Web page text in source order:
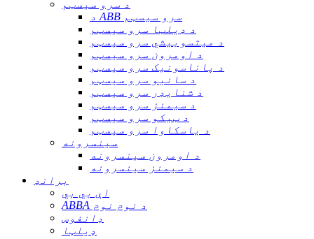
د سرو سیسټم
د ABB سرو سیسټم
د ډیلټا سرو سیسټم
د میتسوبیشي سرو سیسټم
د اومرون سرو سیسټم
د پاناسونیک سرو سیسټم
د سانیو سرو سیسټم
د شنایډر سرو سیسټم
د سیمنز سرو سیسټم
د ټیکو سرو سیسټم
د یاسکاوا سرو سیسټم
سینسرونه
د اومرون سینسرونه
د سیمنز سینسرونه
برانډ
اې بي بي
ABBA د نوم نوم
ډانفوس
ډیلټا